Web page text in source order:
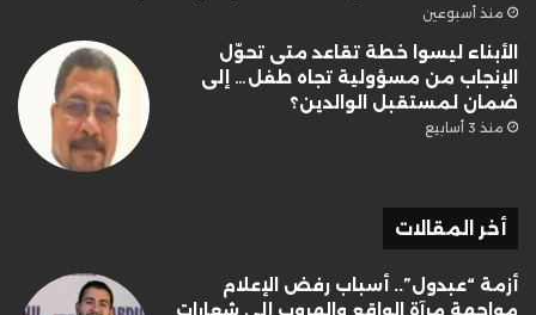
منذ أسبوعين
الأبناء ليسوا خطة تقاعد متى تحوّل
الإنجاب من مسؤولية تجاه طفل… إلى
ضمان لمستقبل الوالدين؟
منذ 3 أسابيع
أخر المقالات
أزمة “عبدول”.. أسباب رفض الإعلام
مواجهة مرآة الواقع والهروب إلى شعارات